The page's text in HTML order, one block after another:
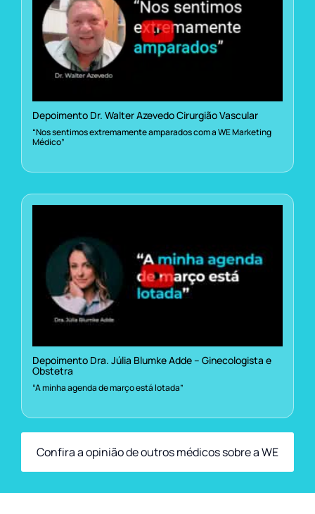
Depoimento Dr. Walter Azevedo Cirurgião Vascular
“Nos sentimos extremamente amparados com a WE Marketing
Médico”
Depoimento Dra. Júlia Blumke Adde – Ginecologista e
Obstetra
“A minha agenda de março está lotada”
Confira a opinião de outros médicos sobre a WE